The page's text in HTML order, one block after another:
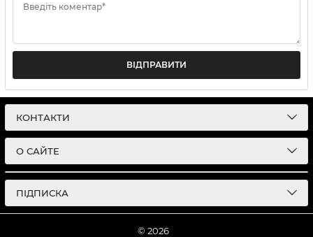
Введіть коментар*
ВІДПРАВИТИ
КОНТАКТИ
О САЙТЕ
ПІДПИСКА
© 2026